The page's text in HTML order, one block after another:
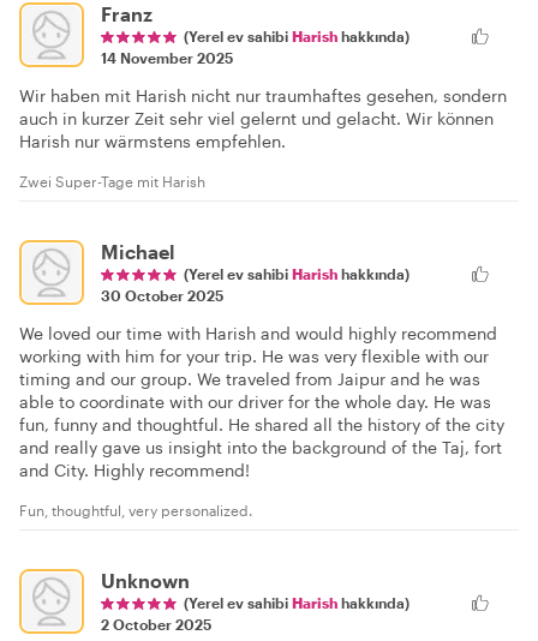
Franz
(Yerel ev sahibi Harish hakkında)
14 November 2025
Wir haben mit Harish nicht nur traumhaftes gesehen, sondern
auch in kurzer Zeit sehr viel gelernt und gelacht. Wir können
Harish nur wärmstens empfehlen.
Zwei Super-Tage mit Harish
Michael
(Yerel ev sahibi Harish hakkında)
30 October 2025
We loved our time with Harish and would highly recommend
working with him for your trip. He was very flexible with our
timing and our group. We traveled from Jaipur and he was
able to coordinate with our driver for the whole day. He was
fun, funny and thoughtful. He shared all the history of the city
and really gave us insight into the background of the Taj, fort
and City. Highly recommend!
Fun, thoughtful, very personalized.
Unknown
(Yerel ev sahibi Harish hakkında)
2 October 2025